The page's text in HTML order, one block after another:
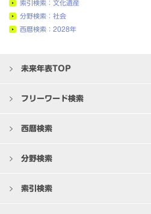
索引検索：文化遺産
分野検索：社会
西暦検索：2028年
未来年表TOP
フリーワード検索
西暦検索
分野検索
索引検索